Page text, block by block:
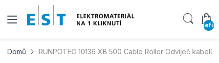
Domů RUNPOTEC 10136 XB 500 Cable Roller Odvíječ